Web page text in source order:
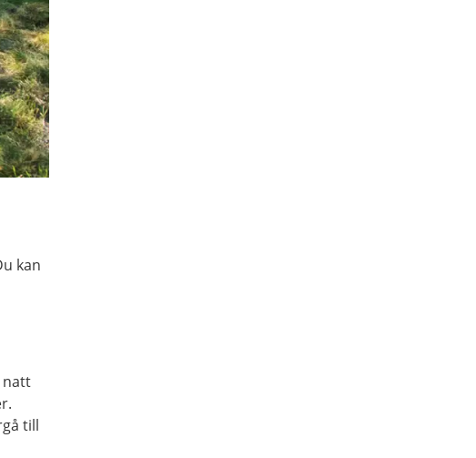
kan
natt
till